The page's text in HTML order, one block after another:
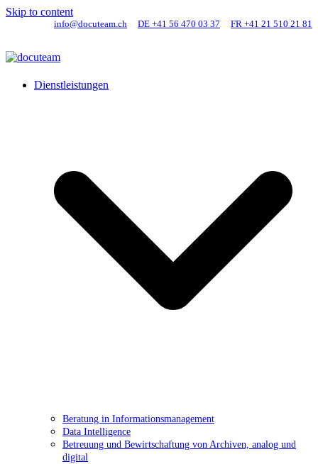
Skip to content
info@docuteam.ch DE +41 56 470 03 37 FR +41 21 510 21 81
Dienstleistungen
Beratung in Informationsmanagement
Data Intelligence
Betreuung und Bewirtschaftung von Archiven, analog und
digital